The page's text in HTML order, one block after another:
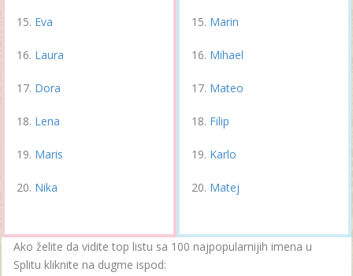
Eva
Laura
Dora
Lena
Maris
Nika
Marin
Mihael
Mateo
Filip
Karlo
Matej
Ako želite da vidite top listu sa 100 najpopularnijih imena u
Splitu kliknite na dugme ispod: